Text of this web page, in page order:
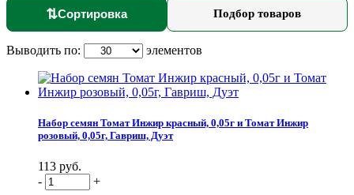
⇅Сортировка Подбор товаров
Выводить по: элементов
Набор семян Томат Инжир красный, 0,05г и Томат Инжир
розовый, 0,05г, Гавриш, Дуэт
113 руб.
-
+